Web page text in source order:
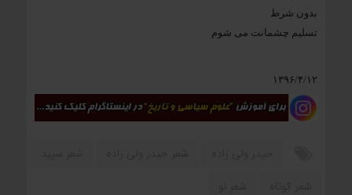
بدون شرط
تسلیم چشمانت می شوم
۱۳۹۶/۴/۱۲